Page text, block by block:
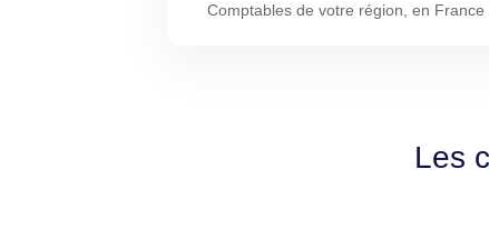
Comptables de votre région, en France
Les